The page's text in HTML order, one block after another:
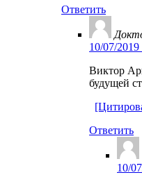
Ответить
10/07/
Виктор
будущей
Ответить
10/